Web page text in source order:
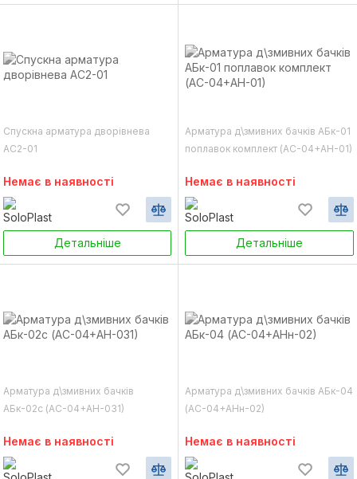
Спускна арматура дворівнева
АС2-01
Немає в наявності
Детальніше
Арматура д\змивних бачків АБк-01
поплавок комплект (АС-04+АН-01)
Немає в наявності
Детальніше
Арматура д\змивних бачків
АБк-02с (АС-04+АН-031)
Немає в наявності
Арматура д\змивних бачків АБк-04
(АС-04+АНн-02)
Немає в наявності